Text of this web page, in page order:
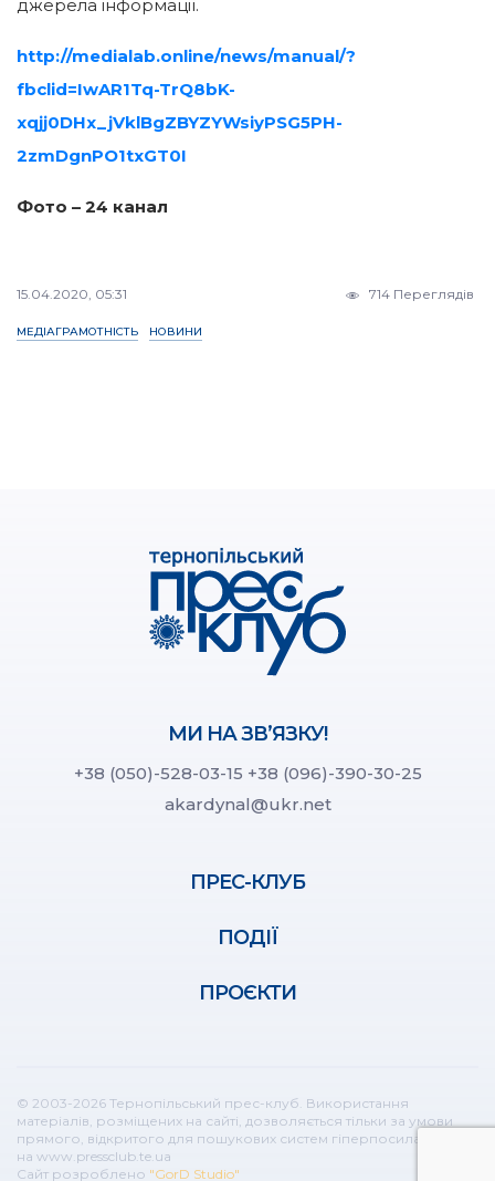
джерела інформації.
http://medialab.online/news/manual/?
fbclid=IwAR1Tq-TrQ8bK-
xqjj0DHx_jVklBgZBYZYWsiyPSG5PH-
2zmDgnPO1txGT0I
Фото – 24 канал
15.04.2020, 05:31 714 Переглядів
МЕДІАГРАМОТНІСТЬ НОВИНИ
МИ НА ЗВ’ЯЗКУ!
+38 (050)-528-03-15 +38 (096)-390-30-25
akardynal@ukr.net
ПРЕС-КЛУБ
ПОДІЇ
ПРОЄКТИ
© 2003-2026 Тернопільський прес-клуб. Використання
матеріалів, розміщених на сайті, дозволяється тільки за умови
прямого, відкритого для пошукових систем гіперпосилання
на www.pressclub.te.ua
Сайт розроблено "GorD Studio"